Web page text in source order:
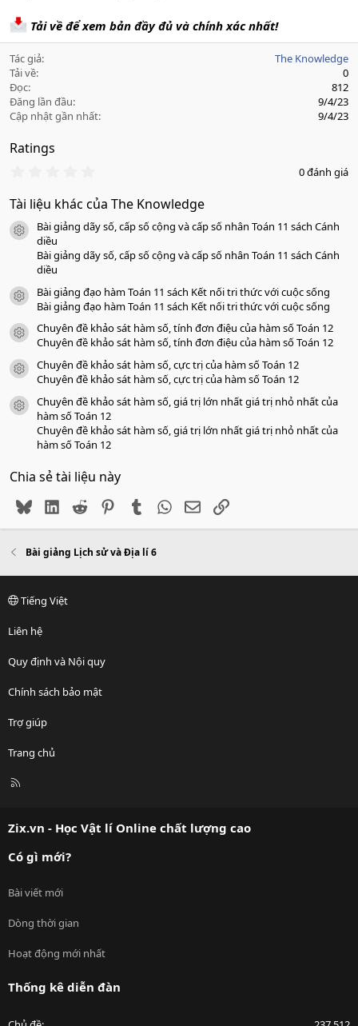
Tải về để xem bản đầy đủ và chính xác nhất!
Tác giả
The Knowledge
Tải về
0
Đọc
812
Đăng lần đầu
9/4/23
Cập nhật gần nhất
9/4/23
Ratings
0
0
a
0 đánh giá
Tài liệu khác của The Knowledge
icon tài liệu
Bài giảng dãy số, cấp số cộng và cấp số nhân Toán 11 sách Cánh
diều
Bài giảng dãy số, cấp số cộng và cấp số nhân Toán 11 sách Cánh
diều
icon tài liệu
Bài giảng đạo hàm Toán 11 sách Kết nối tri thức với cuộc sống
Bài giảng đạo hàm Toán 11 sách Kết nối tri thức với cuộc sống
icon tài liệu
Chuyên đề khảo sát hàm số, tính đơn điệu của hàm số Toán 12
Chuyên đề khảo sát hàm số, tính đơn điệu của hàm số Toán 12
icon tài liệu
Chuyên đề khảo sát hàm số, cực trị của hàm số Toán 12
Chuyên đề khảo sát hàm số, cực trị của hàm số Toán 12
icon tài liệu
Chuyên đề khảo sát hàm số, giá trị lớn nhất giá trị nhỏ nhất của
hàm số Toán 12
Chuyên đề khảo sát hàm số, giá trị lớn nhất giá trị nhỏ nhất của
hàm số Toán 12
Chia sẻ tài liệu này
BlueskyLinkedIn
Reddit PinterestTumblr WhatsApp
EmailLink
Bài giảng Lịch sử và Địa lí 6
Tiếng Việt
Liên hệ
Quy định và Nội quy
Chính sách bảo mật
Trợ giúp
Trang chủ
R
Zix.vn - Học Vật lí Online chất lượng cao
Có gì mới?
Bài viết mới
Dòng thời gian
Hoạt động mới nhất
Thống kê diễn đàn